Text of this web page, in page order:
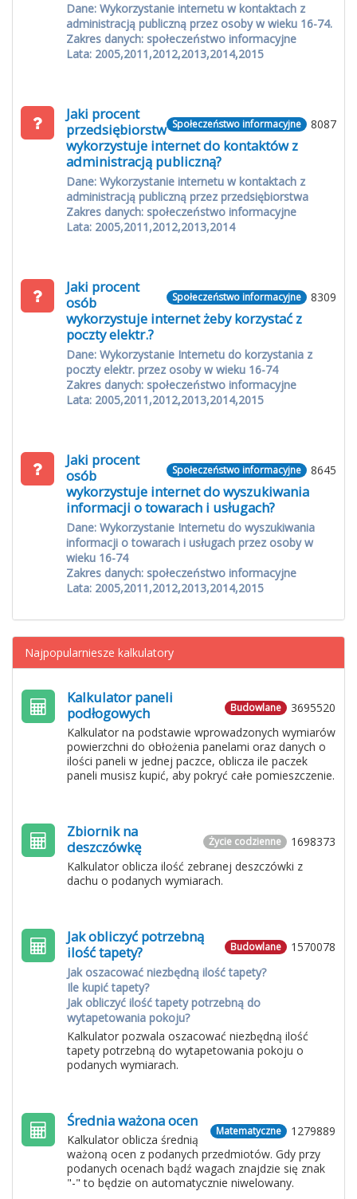
Dane: Wykorzystanie internetu w kontaktach z
administracją publiczną przez osoby w wieku 16-74.
Zakres danych: społeczeństwo informacyjne
Lata: 2005,2011,2012,2013,2014,2015
8087
Społeczeństwo informacyjne
Jaki procent
przedsiębiorstw
wykorzystuje internet do kontaktów z
administracją publiczną?
Dane: Wykorzystanie internetu w kontaktach z
administracją publiczną przez przedsiębiorstwa
Zakres danych: społeczeństwo informacyjne
Lata: 2005,2011,2012,2013,2014
8309
Społeczeństwo informacyjne
Jaki procent
osób
wykorzystuje internet żeby korzystać z
poczty elektr.?
Dane: Wykorzystanie Internetu do korzystania z
poczty elektr. przez osoby w wieku 16-74
Zakres danych: społeczeństwo informacyjne
Lata: 2005,2011,2012,2013,2014,2015
8645
Społeczeństwo informacyjne
Jaki procent
osób
wykorzystuje internet do wyszukiwania
informacji o towarach i usługach?
Dane: Wykorzystanie Internetu do wyszukiwania
informacji o towarach i usługach przez osoby w
wieku 16-74
Zakres danych: społeczeństwo informacyjne
Lata: 2005,2011,2012,2013,2014,2015
Najpopularniesze kalkulatory
3695520
Budowlane
Kalkulator paneli
podłogowych
Kalkulator na podstawie wprowadzonych wymiarów
powierzchni do obłożenia panelami oraz danych o
ilości paneli w jednej paczce, oblicza ile paczek
paneli musisz kupić, aby pokryć całe pomieszczenie.
1698373
Życie codzienne
Zbiornik na
deszczówkę
Kalkulator oblicza ilość zebranej deszczówki z
dachu o podanych wymiarach.
1570078
Budowlane
Jak obliczyć potrzebną
ilość tapety?
Jak oszacować niezbędną ilość tapety?
Ile kupić tapety?
Jak obliczyć ilość tapety potrzebną do
wytapetowania pokoju?
Kalkulator pozwala oszacować niezbędną ilość
tapety potrzebną do wytapetowania pokoju o
podanych wymiarach.
1279889
Matematyczne
Średnia ważona ocen
Kalkulator oblicza średnią
ważoną ocen z podanych przedmiotów. Gdy przy
podanych ocenach bądź wagach znajdzie się znak
"-" to będzie on automatycznie niwelowany.